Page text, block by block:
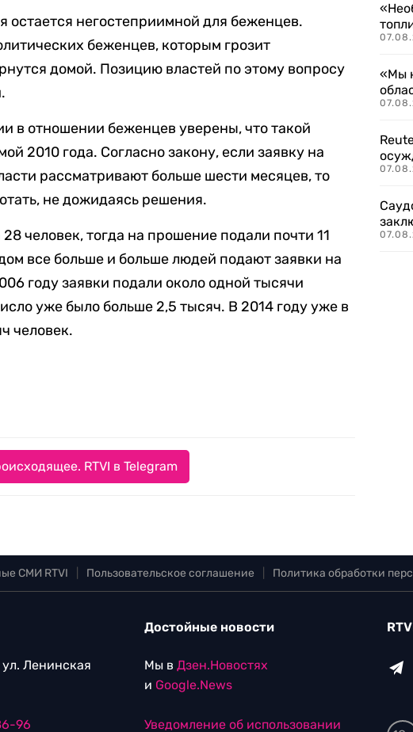
остается негостеприимной для беженцев.
беженцев, которым грозит
домой. Позицию властей по этому вопросу
в отношении беженцев уверены, что такой
2010 года. Согласно закону, если заявку на
рассматривают больше шести месяцев, то
не дожидаясь решения.
человек, тогда на прошение подали почти 11
все больше и больше людей подают заявки на
году заявки подали около одной тысячи
уже было больше 2,5 тысяч. В 2014 году уже в
человек.
RTVI в Telegram
«Мы
СМИ RTVI Пользовательское соглашение Политика обработки
ул. Ленинская
96
Достойные новости
Мы в Дзен.Новостях
и Google.News
Уведомление об использовании